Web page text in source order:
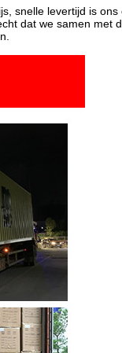
snelle levertijd is
dat we samen met